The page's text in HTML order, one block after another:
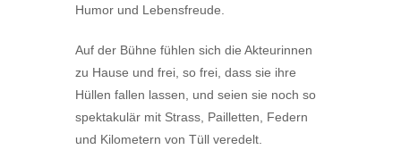
Humor und Lebensfreude.
Auf der Bühne fühlen sich die Akteurinnen
zu Hause und frei, so frei, dass sie ihre
Hüllen fallen lassen, und seien sie noch so
spektakulär mit Strass, Pailletten, Federn
und Kilometern von Tüll veredelt.